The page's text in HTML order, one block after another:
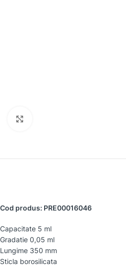
Cod produs: PRE00016046
Capacitate 5 ml
Gradatie 0,05 ml
Lungime 350 mm
Sticla borosilicata